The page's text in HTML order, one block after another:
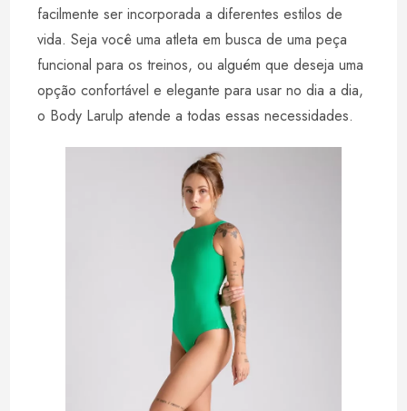
facilmente ser incorporada a diferentes estilos de
vida. Seja você uma atleta em busca de uma peça
funcional para os treinos, ou alguém que deseja uma
opção confortável e elegante para usar no dia a dia,
o Body Larulp atende a todas essas necessidades.